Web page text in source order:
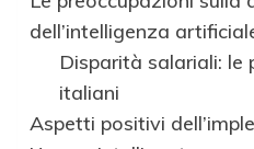
dell’intelligenza
Disparità salariali: le
italiani
Aspetti positivi